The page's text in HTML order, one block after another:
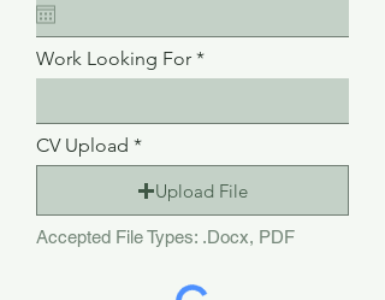
Work Looking For
CV Upload
Upload File
Accepted File Types: .Docx, PDF